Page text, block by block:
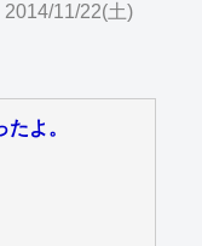
11/22(土)
よ。